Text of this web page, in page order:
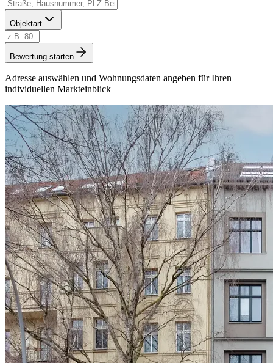
Objektart
Bewertung starten
Adresse auswählen und Wohnungsdaten angeben für Ihren
individuellen Markteinblick